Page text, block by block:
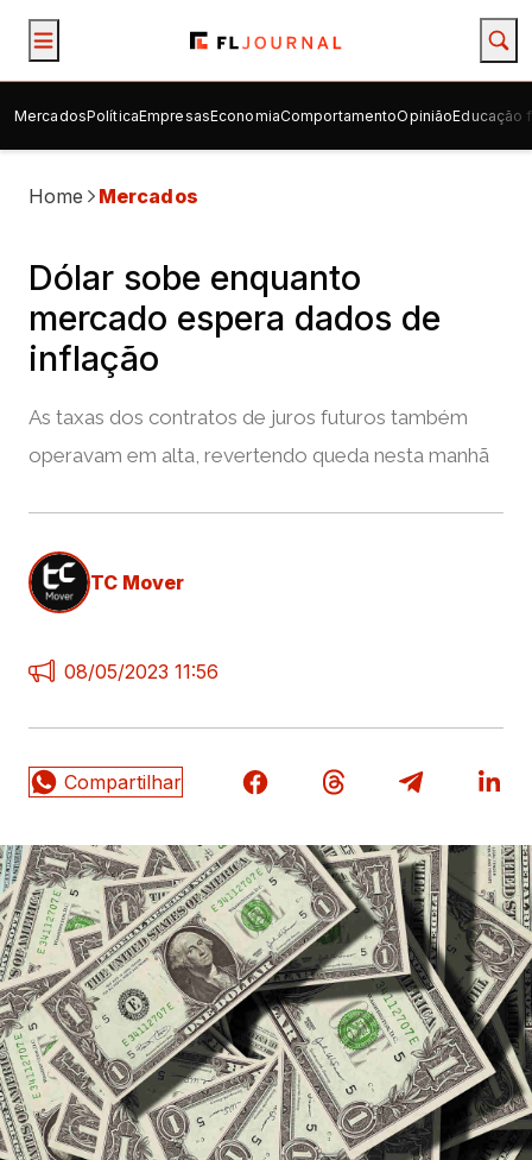
MercadosPolíticaEmpresasEconomiaComportamentoOpiniãoEducação
Home Mercados
Dólar sobe enquanto
mercado espera dados de
inflação
As taxas dos contratos de juros futuros também
operavam em alta, revertendo queda nesta manhã
TC Mover
08/05/2023 11:56